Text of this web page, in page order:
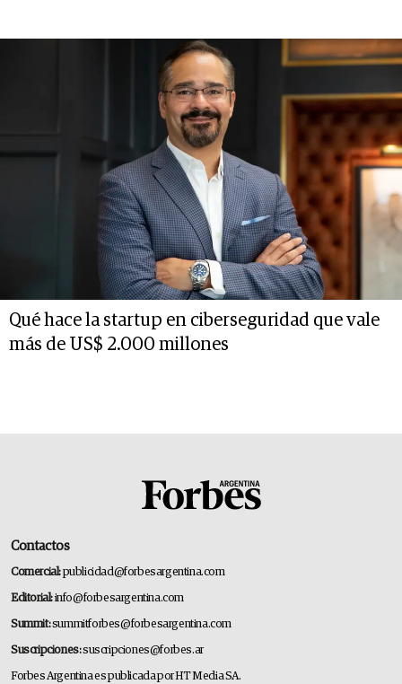
Qué hace la startup en ciberseguridad que vale
más de US$ 2.000 millones
Contactos
Comercial:publicidad@forbesargentina.com
Editorial:info@forbesargentina.com
Summit:summitforbes@forbesargentina.com
Suscripciones:suscripciones@forbes.ar
Forbes Argentina es publicada por HT Media SA.